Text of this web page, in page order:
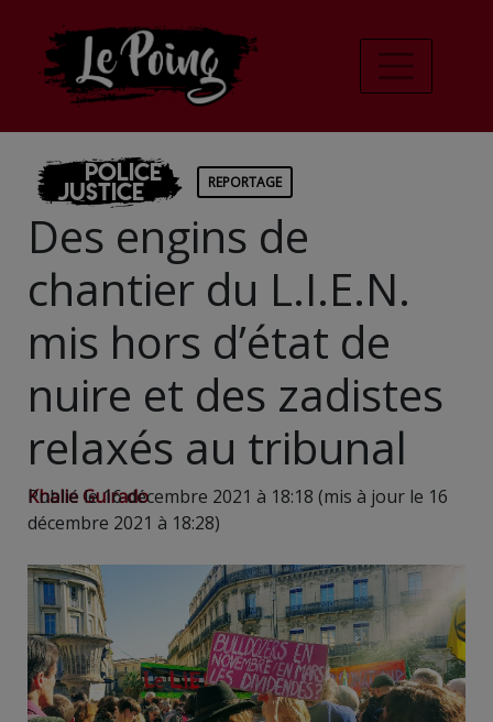
Police
Justice REPORTAGE
Des engins de
chantier du L.I.E.N.
mis hors d’état de
nuire et des zadistes
relaxés au tribunal
Khalie Guirado
Publié le 16 décembre 2021 à 18:18 (mis à jour le 16
décembre 2021 à 18:28)